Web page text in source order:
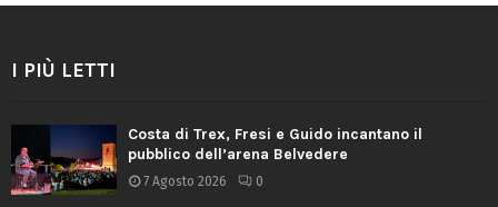
I PIÙ LETTI
Costa di Trex, Fresi e Guido incantano il
pubblico dell’arena Belvedere
7 Agosto 2026 0